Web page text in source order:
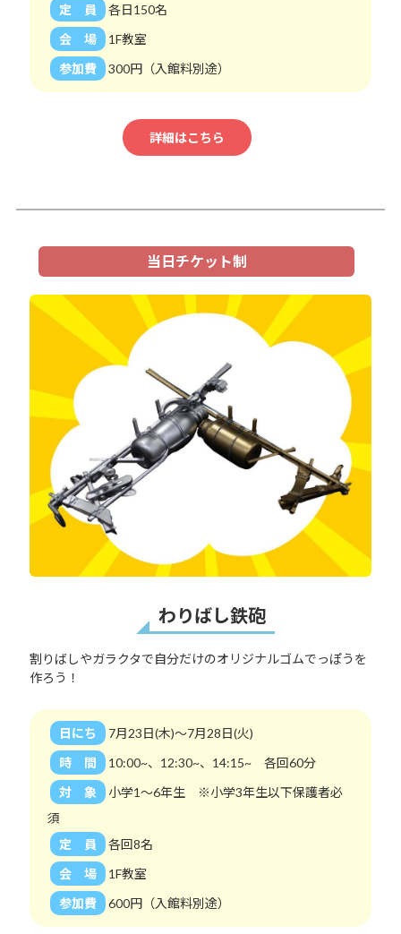
定 員
各日150名
会 場
1F教室
参加費
300円（入館料別途）
詳細はこちら
当日チケット制
わりばし鉄砲
割りばしやガラクタで自分だけのオリジナルゴムでっぽうを
作ろう！
日にち
7月23日(木)～7月28日(火)
時 間
10:00~、12:30~、14:15~ 各回60分
対 象
小学1～6年生 ※小学3年生以下保護者必
須
定 員
各回8名
会 場
1F教室
参加費
600円（入館料別途）